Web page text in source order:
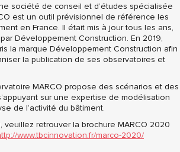
société de conseil et d’études spécialisée
est un outil prévisionnel de référence les
en France. Il était mis à jour tous les ans,
Développement Construction. En 2019,
la marque Développement Construction afin
la publication de ses observatoires et
MARCO propose des scénarios et des
sur une expertise de modélisation
de l’activité du bâtiment.
veuillez retrouver la brochure MARCO 2020
www.tbcinnovation.fr/marco-2020/